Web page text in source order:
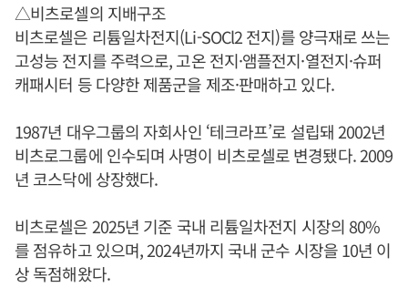
△비츠로셀의 지배구조
비츠로셀은 리튬일차전지(Li-SOCl2 전지)를 양극재로 쓰는
고성능 전지를 주력으로, 고온 전지·앰플전지·열전지·슈퍼
캐패시터 등 다양한 제품군을 제조·판매하고 있다.
1987년 대우그룹의 자회사인 ‘테크라프’로 설립돼 2002년
비츠로그룹에 인수되며 사명이 비츠로셀로 변경됐다. 2009
년 코스닥에 상장했다.
비츠로셀은 2025년 기준 국내 리튬일차전지 시장의 80%
를 점유하고 있으며, 2024년까지 국내 군수 시장을 10년 이
상 독점해왔다.